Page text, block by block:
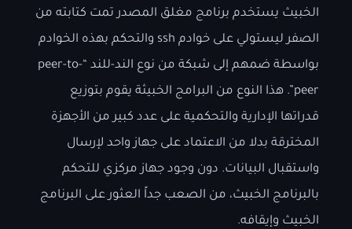
الخبيث يستخدم برنامج مغلق المصدر تمت كتابته من
الصفر ليستولي على خوادم ssh والتحكم بهذه الخوادم
بواسطة ضمهم إلى شبكة من نوع الند-للند “peer-to-
peer”. هذا النوع من البرامج الخبيثة يقوم بتوزيع
قدراتها الإدارية والتحكمية على عدد كبير من الأجهزة
المخترقة بدلا من الاعتماد على جهاز واحد لإرسال
واستقبال البيانات. دون وجود جهاز مركزي للتحكم
بالبرنامج الخبيث، من الصعب جداً العثور على البرنامج
الخبيث وإيقافه.